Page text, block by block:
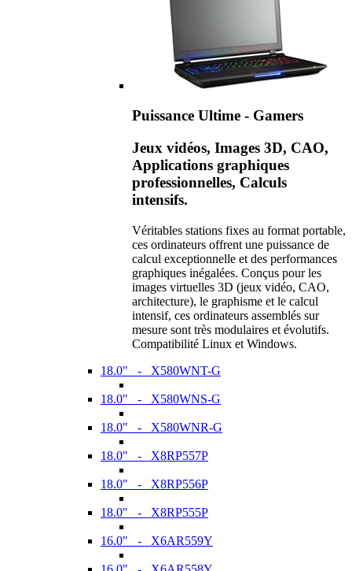
Puissance Ultime - Gamers
Jeux vidéos, Images 3D, CAO,
Applications graphiques
professionnelles, Calculs
intensifs.
Véritables stations fixes au format portable,
ces ordinateurs offrent une puissance de
calcul exceptionnelle et des performances
graphiques inégalées. Conçus pour les
images virtuelles 3D (jeux vidéo, CAO,
architecture), le graphisme et le calcul
intensif, ces ordinateurs assemblés sur
mesure sont très modulaires et évolutifs.
Compatibilité Linux et Windows.
18.0" - X580WNT-G
18.0" - X580WNS-G
18.0" - X580WNR-G
18.0" - X8RP557P
18.0" - X8RP556P
18.0" - X8RP555P
16.0" - X6AR559Y